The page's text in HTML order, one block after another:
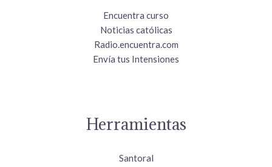
Encuentra curso
Noticias católicas
Radio.encuentra.com
Envía tus Intensiones
Herramientas
Santoral